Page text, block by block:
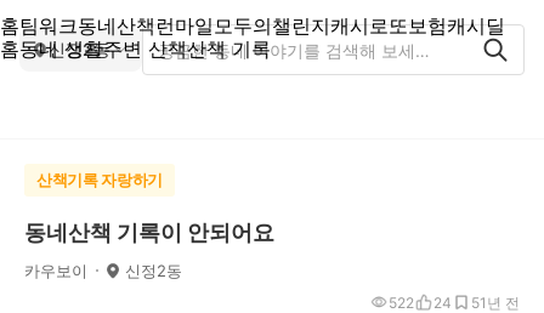
홈팀워크동네산책런마일모두의챌린지캐시로또보험캐시딜
홈동네 생활주변 산책산책 기록
신정2동
산책기록 자랑하기
동네산책 기록이 안되어요
카우보이 신정2동
1년 전
522 24 5